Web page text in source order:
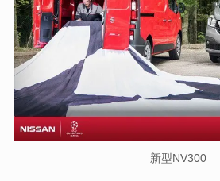
新型NV300